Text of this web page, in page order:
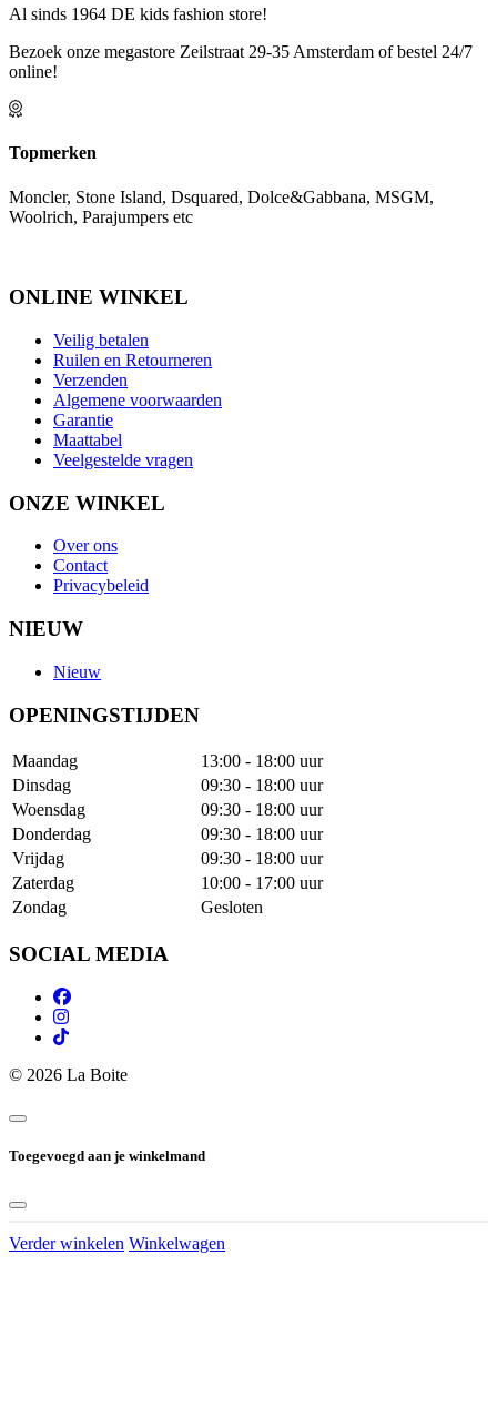
Al sinds 1964 DE kids fashion store!
Bezoek onze megastore Zeilstraat 29-35 Amsterdam of bestel 24/7
online!
Topmerken
Moncler, Stone Island, Dsquared, Dolce&Gabbana, MSGM,
Woolrich, Parajumpers etc
ONLINE WINKEL
Veilig betalen
Ruilen en Retourneren
Verzenden
Algemene voorwaarden
Garantie
Maattabel
Veelgestelde vragen
ONZE WINKEL
Over ons
Contact
Privacybeleid
NIEUW
Nieuw
OPENINGSTIJDEN
Maandag
13:00 - 18:00 uur
Dinsdag
09:30 - 18:00 uur
Woensdag
09:30 - 18:00 uur
Donderdag
09:30 - 18:00 uur
Vrijdag
09:30 - 18:00 uur
Zaterdag
10:00 - 17:00 uur
Zondag
Gesloten
SOCIAL MEDIA
© 2026 La Boite
Toegevoegd aan je winkelmand
Verder winkelen Winkelwagen